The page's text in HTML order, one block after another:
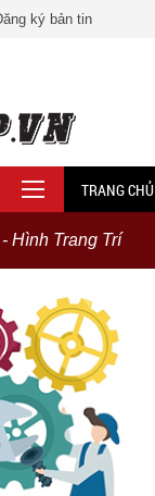
ký bản tin
TRANG CHỦ
Hình Trang Trí